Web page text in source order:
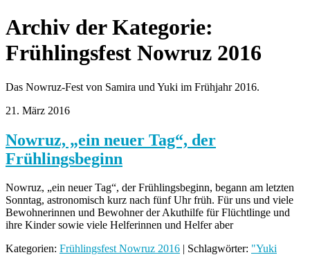
Archiv der Kategorie:
Frühlingsfest Nowruz 2016
Das Nowruz-Fest von Samira und Yuki im Frühjahr 2016.
21. März 2016
Nowruz, „ein neuer Tag“, der
Frühlingsbeginn
Nowruz, „ein neuer Tag“, der Frühlingsbeginn, begann am letzten
Sonntag, astronomisch kurz nach fünf Uhr früh. Für uns und viele
Bewohnerinnen und Bewohner der Akuthilfe für Flüchtlinge und
ihre Kinder sowie viele Helferinnen und Helfer aber
Kategorien: Frühlingsfest Nowruz 2016 | Schlagwörter: "Yuki